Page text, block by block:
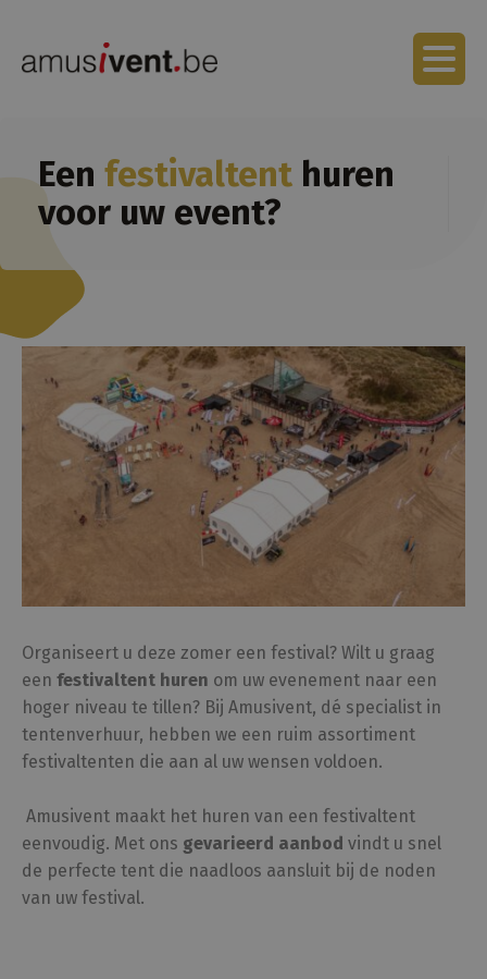
Een festivaltent huren
voor uw event?
Organiseert u deze zomer een festival? Wilt u graag
een festivaltent huren om uw evenement naar een
hoger niveau te tillen? Bij Amusivent, dé specialist in
tentenverhuur, hebben we een ruim assortiment
festivaltenten die aan al uw wensen voldoen.
Amusivent maakt het huren van een festivaltent
eenvoudig. Met ons gevarieerd aanbod vindt u snel
de perfecte tent die naadloos aansluit bij de noden
van uw festival.